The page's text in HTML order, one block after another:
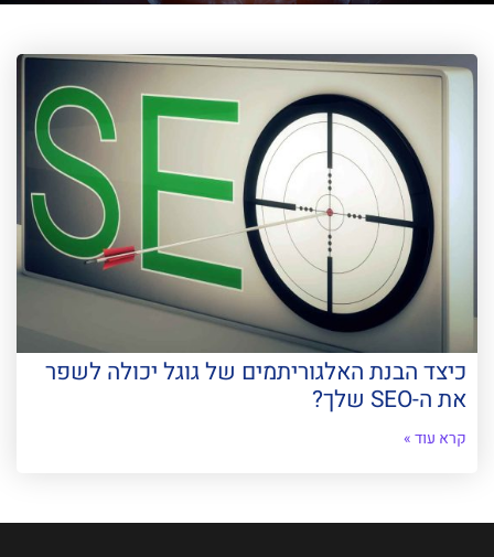
כיצד הבנת האלגוריתמים של גוגל יכולה לשפר
את ה-SEO שלך?
קרא עוד »